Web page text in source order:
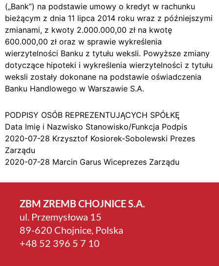
(„Bank”) na podstawie umowy o kredyt w rachunku
bieżącym z dnia 11 lipca 2014 roku wraz z późniejszymi
zmianami, z kwoty 2.000.000,00 zł na kwotę
600.000,00 zł oraz w sprawie wykreślenia
wierzytelności Banku z tytułu weksli. Powyższe zmiany
dotyczące hipoteki i wykreślenia wierzytelności z tytułu
weksli zostały dokonane na podstawie oświadczenia
Banku Handlowego w Warszawie S.A.
PODPISY OSÓB REPREZENTUJĄCYCH SPÓŁKĘ
Data Imię i Nazwisko Stanowisko/Funkcja Podpis
2020-07-28 Krzysztof Kosiorek-Sobolewski Prezes
Zarządu
2020-07-28 Marcin Garus Wiceprezes Zarządu
ZBM ZREMB CHOJNICE S.A.
ul. Przemysłowa 15
89-620 Chojnice, Polska
+4­8 52 396 5 7 10